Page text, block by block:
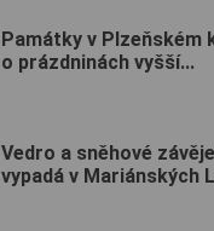
Památky v Plzeňském
o prázdninách vyšší...
Vedro a sněhové
vypadá v Mariánských